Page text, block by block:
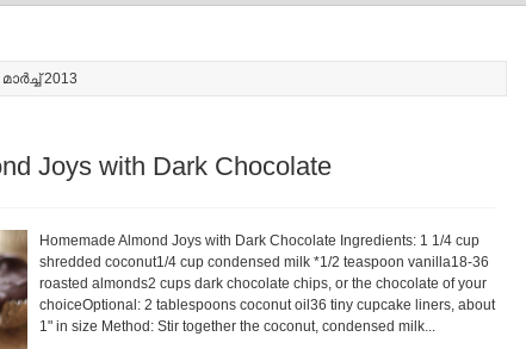
2013
Joys with Dark Chocolate
Homemade Almond Joys with Dark Chocolate Ingredients: 1 1/4 cup
shredded coconut1/4 cup condensed milk *1/2 teaspoon vanilla18-36
roasted almonds2 cups dark chocolate chips, or the chocolate of your
choiceOptional: 2 tablespoons coconut oil36 tiny cupcake liners, about
1" in size Method: Stir together the coconut, condensed milk...